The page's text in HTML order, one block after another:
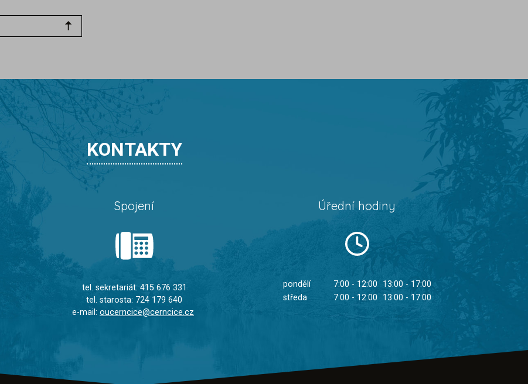
KONTAKTY
Spojení
tel. sekretariát: 415 676 331
tel. starosta: 724 179 640
e-mail: oucerncice@cerncice.cz
Úřední hodiny
pondělí 7:00 - 12:00
13:00 - 17:00
středa
7:00 - 12:00 13:00 - 17:00